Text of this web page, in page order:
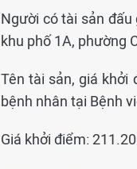
Người có tài sản đấu
khu phố 1A, phường
Tên tài sản, giá khởi
bệnh nhân tại Bệnh
Giá khởi điểm: